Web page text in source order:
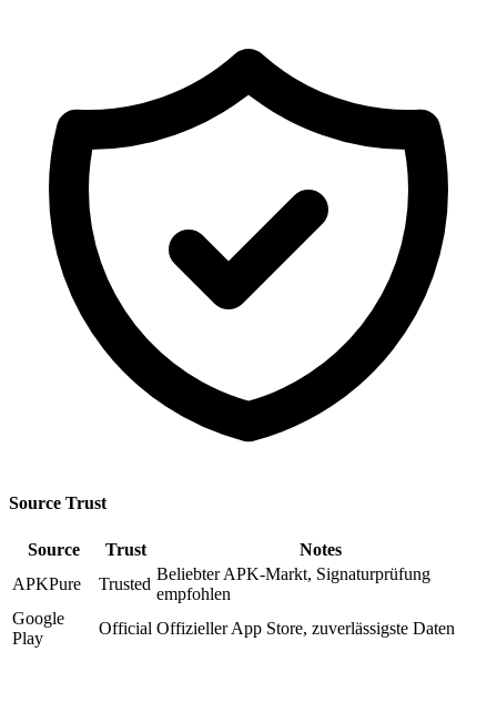
Source Trust
Source Trust
Notes
APKPure
Trusted
Beliebter APK-Markt, Signaturprüfung
empfohlen
Google
Play
Official Offizieller App Store, zuverlässigste Daten